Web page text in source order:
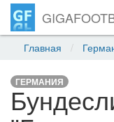
Главная
ГЕРМАНИЯ